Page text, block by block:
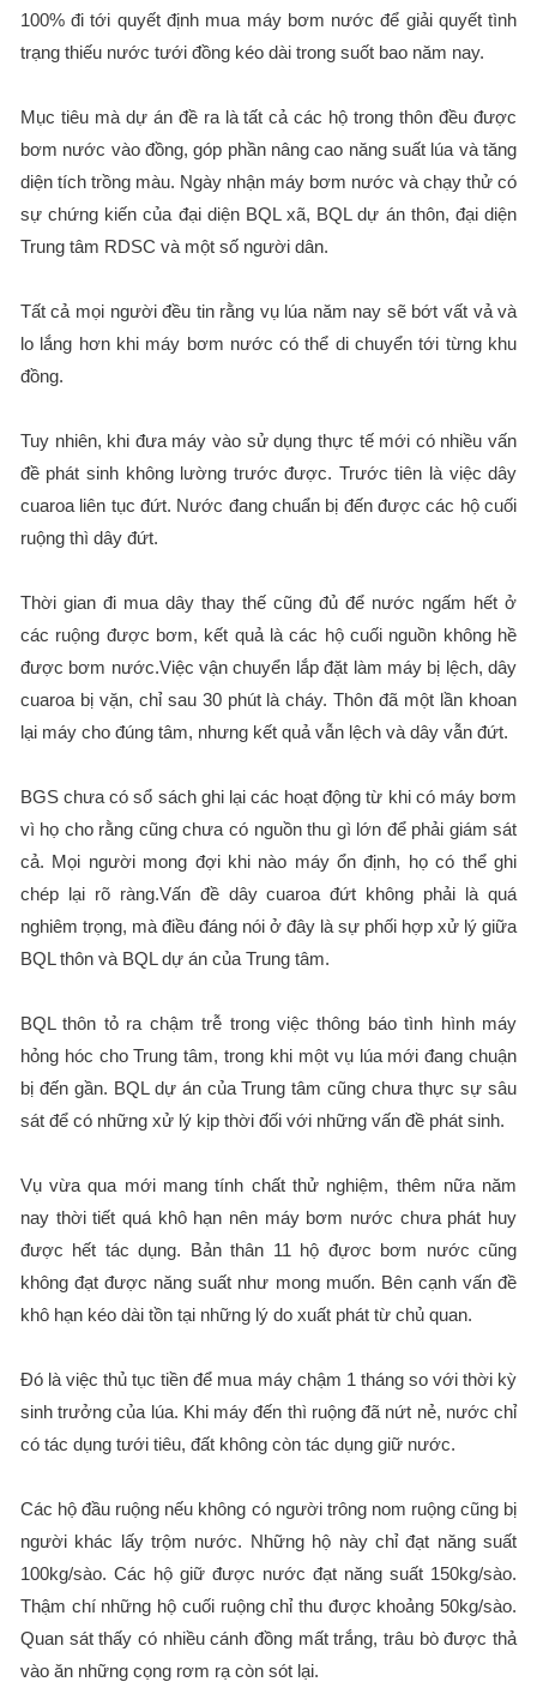
100% đi tới quyết định mua máy bơm nước để giải quyết tình
trạng thiếu nước tưới đồng kéo dài trong suốt bao năm nay.
Mục tiêu mà dự án đề ra là tất cả các hộ trong thôn đều được
bơm nước vào đồng, góp phần nâng cao năng suất lúa và tăng
diện tích trồng màu. Ngày nhận máy bơm nước và chạy thử có
sự chứng kiến của đại diện BQL xã, BQL dự án thôn, đại diện
Trung tâm RDSC và một số người dân.
Tất cả mọi người đều tin rằng vụ lúa năm nay sẽ bớt vất vả và
lo lắng hơn khi máy bơm nước có thể di chuyển tới từng khu
đồng.
Tuy nhiên, khi đưa máy vào sử dụng thực tế mới có nhiều vấn
đề phát sinh không lường trước được. Trước tiên là việc dây
cuaroa liên tục đứt. Nước đang chuẩn bị đến được các hộ cuối
ruộng thì dây đứt.
Thời gian đi mua dây thay thế cũng đủ để nước ngấm hết ở
các ruộng được bơm, kết quả là các hộ cuối nguồn không hề
được bơm nước.Việc vận chuyển lắp đặt làm máy bị lệch, dây
cuaroa bị vặn, chỉ sau 30 phút là cháy. Thôn đã một lần khoan
lại máy cho đúng tâm, nhưng kết quả vẫn lệch và dây vẫn đứt.
BGS chưa có sổ sách ghi lại các hoạt động từ khi có máy bơm
vì họ cho rằng cũng chưa có nguồn thu gì lớn để phải giám sát
cả. Mọi người mong đợi khi nào máy ổn định, họ có thể ghi
chép lại rõ ràng.Vấn đề dây cuaroa đứt không phải là quá
nghiêm trọng, mà điều đáng nói ở đây là sự phối hợp xử lý giữa
BQL thôn và BQL dự án của Trung tâm.
BQL thôn tỏ ra chậm trễ trong việc thông báo tình hình máy
hỏng hóc cho Trung tâm, trong khi một vụ lúa mới đang chuận
bị đến gần. BQL dự án của Trung tâm cũng chưa thực sự sâu
sát để có những xử lý kịp thời đối với những vấn đề phát sinh.
Vụ vừa qua mới mang tính chất thử nghiệm, thêm nữa năm
nay thời tiết quá khô hạn nên máy bơm nước chưa phát huy
được hết tác dụng. Bản thân 11 hộ đựơc bơm nước cũng
không đạt được năng suất như mong muốn. Bên cạnh vấn đề
khô hạn kéo dài tồn tại những lý do xuất phát từ chủ quan.
Đó là việc thủ tục tiền để mua máy chậm 1 tháng so với thời kỳ
sinh trưởng của lúa. Khi máy đến thì ruộng đã nứt nẻ, nước chỉ
có tác dụng tưới tiêu, đất không còn tác dụng giữ nước.
Các hộ đầu ruộng nếu không có người trông nom ruộng cũng bị
người khác lấy trộm nước. Những hộ này chỉ đạt năng suất
100kg/sào. Các hộ giữ được nước đạt năng suất 150kg/sào.
Thậm chí những hộ cuối ruộng chỉ thu được khoảng 50kg/sào.
Quan sát thấy có nhiều cánh đồng mất trắng, trâu bò được thả
vào ăn những cọng rơm rạ còn sót lại.